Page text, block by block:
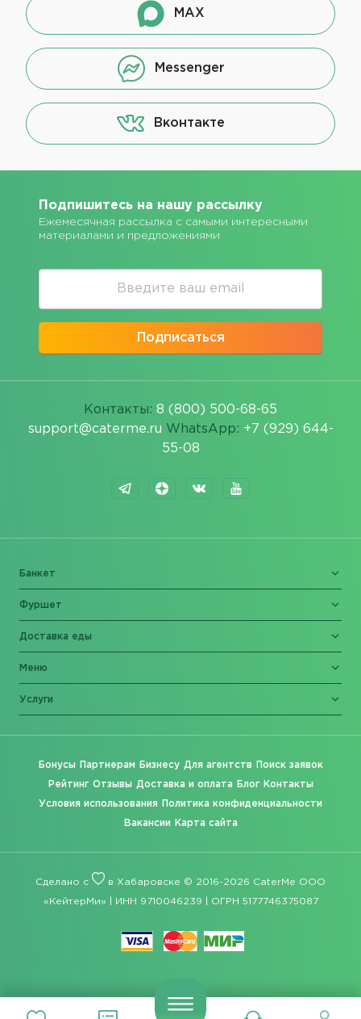
MAX
Messenger
Вконтакте
Подпишитесь на нашу рассылку
Ежемесячная рассылка с самыми интересными
материалами и предложениями
Подписаться
Контакты: 8 (800) 500-68-65
support@caterme.ru WhatsApp: +7 (929) 644-
55-08
Банкет
Фуршет
Доставка еды
Меню
Услуги
Бонусы Партнерам Бизнесу Для агентств Поиск заявок
Рейтинг Отзывы Доставка и оплата Блог Контакты
Условия использования Политика конфиденциальности
Вакансии Карта сайта
Сделано с в Хабаровске © 2016-2026 CaterMe ООО
«КейтерМи» | ИНН 9710046239 | ОГРН 5177746375087